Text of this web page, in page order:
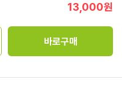
13,000원
바로구매